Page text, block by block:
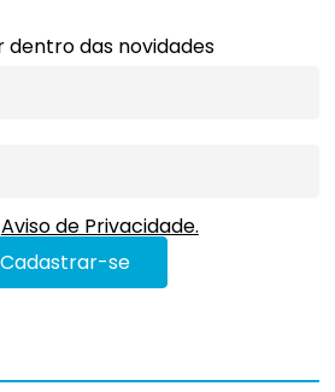
dentro das novidades
Aviso de Privacidade.